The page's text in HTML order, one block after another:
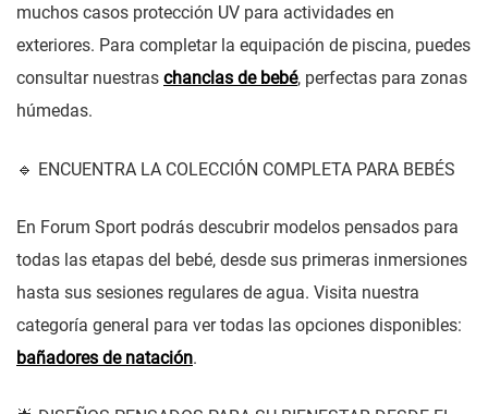
muchos casos protección UV para actividades en
exteriores. Para completar la equipación de piscina, puedes
consultar nuestras chanclas de bebé, perfectas para zonas
húmedas.
🔹 ENCUENTRA LA COLECCIÓN COMPLETA PARA BEBÉS
En Forum Sport podrás descubrir modelos pensados para
todas las etapas del bebé, desde sus primeras inmersiones
hasta sus sesiones regulares de agua. Visita nuestra
categoría general para ver todas las opciones disponibles:
bañadores de natación.